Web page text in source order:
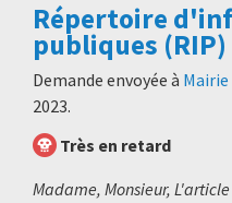
Répertoire
publiques (RIP)
Demande envoyée à
2023.
Très en retard
Madame, Monsieur,